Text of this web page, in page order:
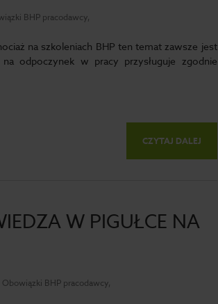
BHP pracodawcy,
na szkoleniach BHP ten temat zawsze jest
odpoczynek w pracy przysługuje zgodnie
CZYTAJ DALEJ
W PIGUŁCE NA
BHP pracodawcy,